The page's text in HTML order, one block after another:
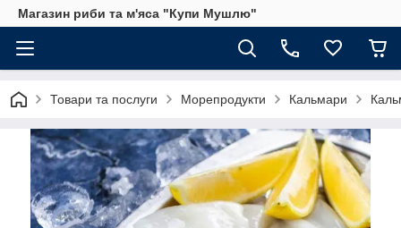
Магазин риби та м'яса "Купи Мушлю"
Товари та послуги Морепродукти Кальмари